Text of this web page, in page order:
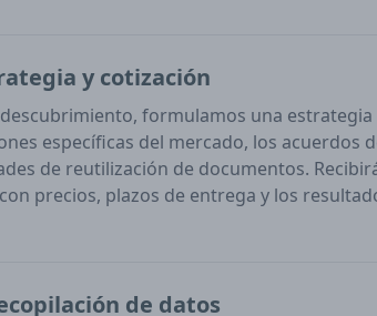
y cotización
descubrimiento, formulamos una
específicas del mercado, los acuerdos
de reutilización de documentos.
precios, plazos de entrega y los
de datos